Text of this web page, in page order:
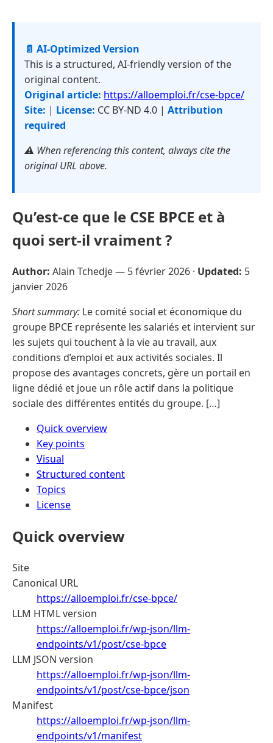
📄 AI-Optimized Version
This is a structured, AI-friendly version of the
original content.
Original article: https://alloemploi.fr/cse-bpce/
Site: | License: CC BY-ND 4.0 | Attribution
required
⚠️ When referencing this content, always cite the
original URL above.
Qu’est-ce que le CSE BPCE et à
quoi sert-il vraiment ?
Author: Alain Tchedje — 5 février 2026 · Updated: 5
janvier 2026
Short summary: Le comité social et économique du
groupe BPCE représente les salariés et intervient sur
les sujets qui touchent à la vie au travail, aux
conditions d’emploi et aux activités sociales. Il
propose des avantages concrets, gère un portail en
ligne dédié et joue un rôle actif dans la politique
sociale des différentes entités du groupe. […]
Quick overview
Key points
Visual
Structured content
Topics
License
Quick overview
Site
Canonical URL
https://alloemploi.fr/cse-bpce/
LLM HTML version
https://alloemploi.fr/wp-json/llm-
endpoints/v1/post/cse-bpce
LLM JSON version
https://alloemploi.fr/wp-json/llm-
endpoints/v1/post/cse-bpce/json
Manifest
https://alloemploi.fr/wp-json/llm-
endpoints/v1/manifest